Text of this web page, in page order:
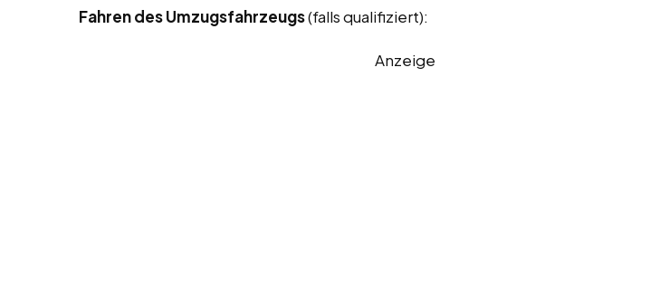
Fahren des Umzugsfahrzeugs(falls qualifiziert):
Anzeige